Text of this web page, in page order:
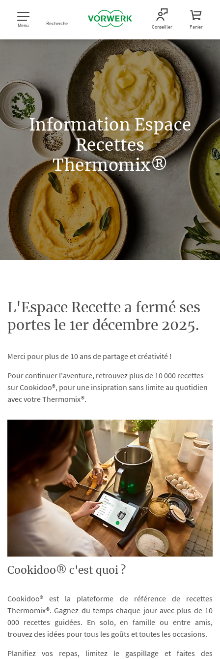
Menu Recherche Conseiller Panier
Information Espace
Recettes
Thermomix®
L'Espace Recette a fermé ses
portes le 1er décembre 2025.
Merci pour plus de 10 ans de partage et créativité !
Pour continuer l'aventure, retrouvez plus de 10 000 recettes
sur Cookidoo®, pour une insipration sans limite au quotidien
avec votre Thermomix®.
Cookidoo® c'est quoi ?
Cookidoo® est la plateforme de référence de recettes
Thermomix®. Gagnez du temps chaque jour avec plus de 10
000 recettes guidées. En solo, en famille ou entre amis,
trouvez des idées pour tous les goûts et toutes les occasions.
Planifiez vos repas, limitez le gaspillage et faites des